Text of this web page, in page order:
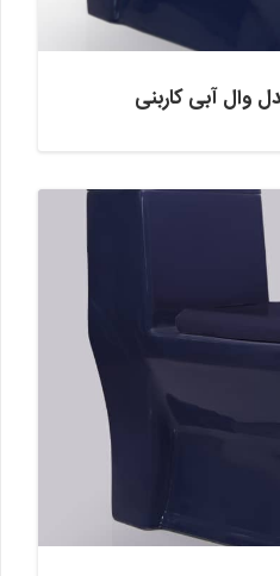
وال آبی کاربنی